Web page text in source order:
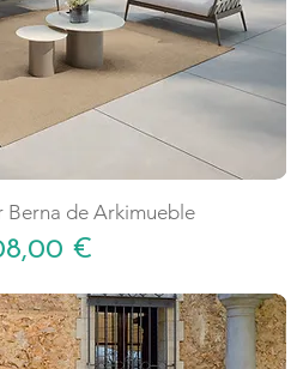
Berna de Arkimueble
€